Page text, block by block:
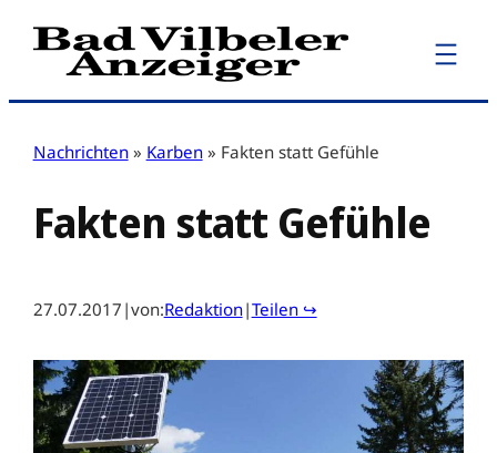
Zum
Inhalt
Nachrichten » Karben » Fakten statt Gefühle
Fakten statt Gefühle
27.07.2017 |von:Redaktion|Teilen ↪